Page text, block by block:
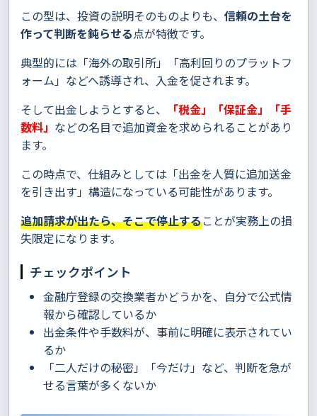
この型は、投資の説明そのものよりも、 信頼の土台を
作って判断を鈍らせる点が特徴です。
典型的には「海外の取引所」「高利回りのプラットフ
ォーム」などへ誘導され、入金を促されます。
そして出金しようとすると、
「税金」「保証金」「手
数料」 などの名目で追加資金を求められることがあり
ます。
この時点で、仕組みとしては「出金を人質に追加送金
を引き出す」構造になっている可能性があります。
追加請求が出たら、そこで停止することが実務上の損
失限定になります。
チェックポイント
金融庁登録の交換業者かどうかを、自分で公式情
報から確認しているか
出金条件や手数料が、事前に明確に表示されてい
るか
「二人だけの秘密」「今だけ」など、判断を急が
せる言葉が多くないか